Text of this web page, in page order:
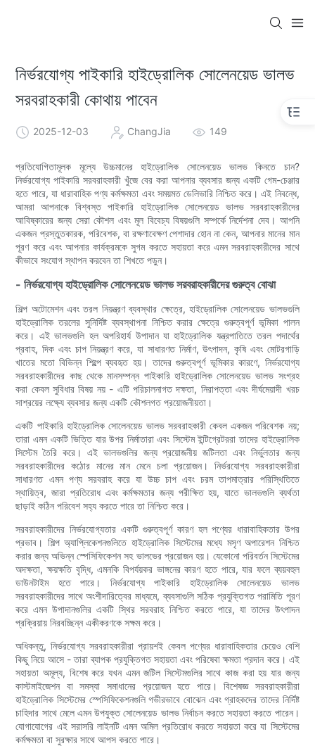
নির্ভরযোগ্য পাইকারি হাইড্রোলিক সোলেনয়েড ভালভ
সরবরাহকারী কোথায় পাবেন
2025-12-03 ChangJia 149
প্রতিযোগিতামূলক মূল্যে উচ্চমানের হাইড্রোলিক সোলেনয়েড ভালভ কিনতে চান?
নির্ভরযোগ্য পাইকারি সরবরাহকারী খুঁজে বের করা আপনার ব্যবসার জন্য একটি গেম-চেঞ্জার
হতে পারে, যা ধারাবাহিক পণ্য কর্মক্ষমতা এবং সময়মত ডেলিভারি নিশ্চিত করে। এই নিবন্ধে,
আমরা আপনাকে বিশ্বস্ত পাইকারি হাইড্রোলিক সোলেনয়েড ভালভ সরবরাহকারীদের
আবিষ্কারের জন্য সেরা কৌশল এবং মূল বিবেচ্য বিষয়গুলি সম্পর্কে নির্দেশনা দেব। আপনি
একজন প্রস্তুতকারক, পরিবেশক, বা রক্ষণাবেক্ষণ পেশাদার হোন না কেন, আপনার মানের মান
পূরণ করে এবং আপনার কার্যক্রমকে সুগম করতে সহায়তা করে এমন সরবরাহকারীদের সাথে
কীভাবে সংযোগ স্থাপন করবেন তা শিখতে পড়ুন।
- নির্ভরযোগ্য হাইড্রোলিক সোলেনয়েড ভালভ সরবরাহকারীদের গুরুত্ব বোঝা
শিল্প অটোমেশন এবং তরল নিয়ন্ত্রণ ব্যবস্থার ক্ষেত্রে, হাইড্রোলিক সোলেনয়েড ভালভগুলি
হাইড্রোলিক তরলের সুনির্দিষ্ট ব্যবস্থাপনা নিশ্চিত করার ক্ষেত্রে গুরুত্বপূর্ণ ভূমিকা পালন
করে। এই ভালভগুলি হল অপরিহার্য উপাদান যা হাইড্রোলিক যন্ত্রপাতিতে তরল পদার্থের
প্রবাহ, দিক এবং চাপ নিয়ন্ত্রণ করে, যা সাধারণত নির্মাণ, উৎপাদন, কৃষি এবং মোটরগাড়ি
খাতের মতো বিভিন্ন শিল্পে ব্যবহৃত হয়। তাদের গুরুত্বপূর্ণ ভূমিকার কারণে, নির্ভরযোগ্য
সরবরাহকারীদের কাছ থেকে মানসম্পন্ন পাইকারি হাইড্রোলিক সোলেনয়েড ভালভ সংগ্রহ
করা কেবল সুবিধার বিষয় নয় - এটি পরিচালনাগত দক্ষতা, নিরাপত্তা এবং দীর্ঘমেয়াদী খরচ
সাশ্রয়ের লক্ষ্যে ব্যবসার জন্য একটি কৌশলগত প্রয়োজনীয়তা।
একটি পাইকারি হাইড্রোলিক সোলেনয়েড ভালভ সরবরাহকারী কেবল একজন পরিবেশক নয়;
তারা এমন একটি ভিত্তি যার উপর নির্মাতারা এবং সিস্টেম ইন্টিগ্রেটররা তাদের হাইড্রোলিক
সিস্টেম তৈরি করে। এই ভালভগুলির জন্য প্রয়োজনীয় জটিলতা এবং নির্ভুলতার জন্য
সরবরাহকারীদের কঠোর মানের মান মেনে চলা প্রয়োজন। নির্ভরযোগ্য সরবরাহকারীরা
সাধারণত এমন পণ্য সরবরাহ করে যা উচ্চ চাপ এবং চরম তাপমাত্রার পরিস্থিতিতে
স্থায়িত্ব, জারা প্রতিরোধ এবং কর্মক্ষমতার জন্য পরীক্ষিত হয়, যাতে ভালভগুলি ব্যর্থতা
ছাড়াই কঠিন পরিবেশ সহ্য করতে পারে তা নিশ্চিত করে।
সরবরাহকারীদের নির্ভরযোগ্যতার একটি গুরুত্বপূর্ণ কারণ হল পণ্যের ধারাবাহিকতার উপর
প্রভাব। শিল্প অ্যাপ্লিকেশনগুলিতে হাইড্রোলিক সিস্টেমের মধ্যে মসৃণ অপারেশন নিশ্চিত
করার জন্য অভিন্ন স্পেসিফিকেশন সহ ভালভের প্রয়োজন হয়। যেকোনো পরিবর্তন সিস্টেমের
অদক্ষতা, ক্ষয়ক্ষতি বৃদ্ধি, এমনকি বিপর্যয়কর ভাঙ্গনের কারণ হতে পারে, যার ফলে ব্যয়বহুল
ডাউনটাইম হতে পারে। নির্ভরযোগ্য পাইকারি হাইড্রোলিক সোলেনয়েড ভালভ
সরবরাহকারীদের সাথে অংশীদারিত্বের মাধ্যমে, ব্যবসাগুলি সঠিক প্রযুক্তিগত পরামিতি পূরণ
করে এমন উপাদানগুলির একটি স্থির সরবরাহ নিশ্চিত করতে পারে, যা তাদের উৎপাদন
প্রক্রিয়ায় নিরবচ্ছিন্ন একীকরণকে সক্ষম করে।
অধিকন্তু, নির্ভরযোগ্য সরবরাহকারীরা প্রায়শই কেবল পণ্যের ধারাবাহিকতার চেয়েও বেশি
কিছু নিয়ে আসে - তারা ব্যাপক প্রযুক্তিগত সহায়তা এবং পরিষেবা ক্ষমতা প্রদান করে। এই
সহায়তা অমূল্য, বিশেষ করে যখন এমন জটিল সিস্টেমগুলির সাথে কাজ করা হয় যার জন্য
কাস্টমাইজেশন বা সমস্যা সমাধানের প্রয়োজন হতে পারে। বিশেষজ্ঞ সরবরাহকারীরা
হাইড্রোলিক সিস্টেমের স্পেসিফিকেশনগুলি গভীরভাবে বোঝেন এবং গ্রাহকদের তাদের নির্দিষ্ট
চাহিদার সাথে মেলে এমন উপযুক্ত সোলেনয়েড ভালভ নির্বাচন করতে সহায়তা করতে পারেন।
যোগাযোগের এই সরাসরি লাইনটি এমন অমিল প্রতিরোধ করতে সহায়তা করে যা সিস্টেমের
কর্মক্ষমতা বা সুরক্ষার সাথে আপস করতে পারে।